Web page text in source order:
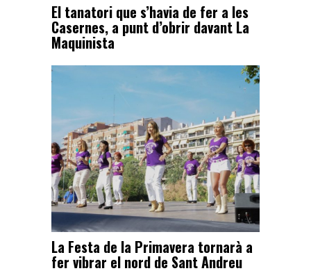
El tanatori que s’havia de fer a les
Casernes, a punt d’obrir davant La
Maquinista
La Festa de la Primavera tornarà a
fer vibrar el nord de Sant Andreu